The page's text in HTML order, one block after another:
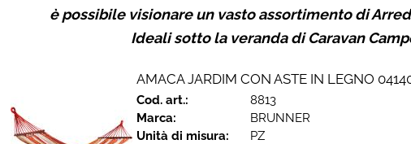
è possibile visionare un vasto assortimento di
Ideali sotto la veranda di Caravan
AMACA JARDIM CON ASTE IN LEGNO
Cod. art.:
8813
Marca:
BRUNNER
Unità di misura:
PZ